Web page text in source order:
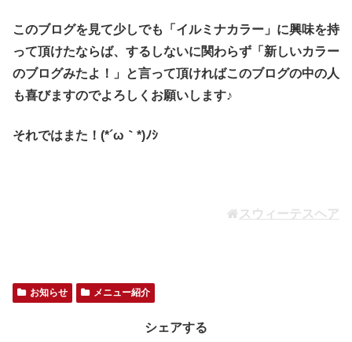
このブログを見て少しでも「イルミナカラー」に興味を持
って頂けたならば、するしないに関わらず「新しいカラー
のブログみたよ！」と言って頂ければこのブログの中の人
も喜びますのでよろしくお願いします♪
それではまた！(*´ω｀*)ﾉｼ
スウィーテスヘア
お知らせ メニュー紹介
シェアする